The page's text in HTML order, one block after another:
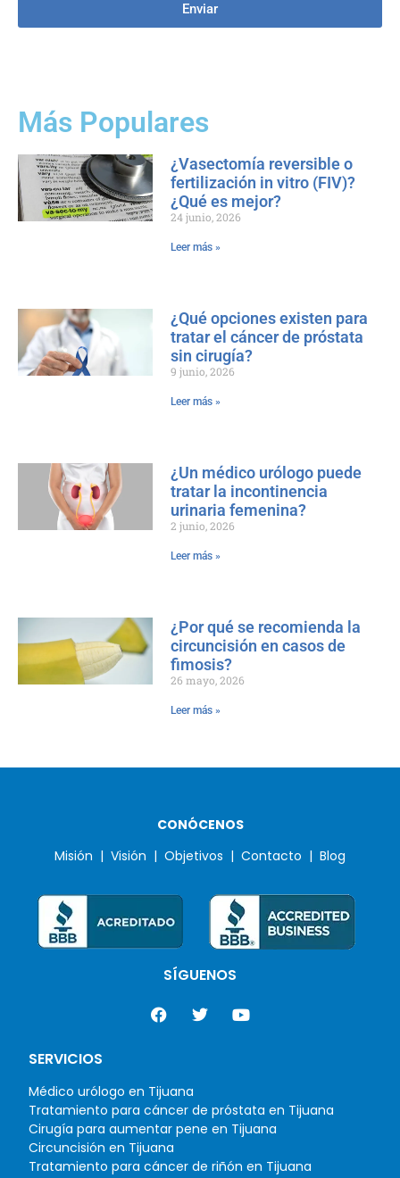
Enviar
Más Populares
¿Vasectomía reversible o
fertilización in vitro (FIV)?
¿Qué es mejor?
24 junio, 2026
Leer más »
¿Qué opciones existen para
tratar el cáncer de próstata
sin cirugía?
9 junio, 2026
Leer más »
¿Un médico urólogo puede
tratar la incontinencia
urinaria femenina?
2 junio, 2026
Leer más »
¿Por qué se recomienda la
circuncisión en casos de
fimosis?
26 mayo, 2026
Leer más »
CONÓCENOS
Misión | Visión | Objetivos | Contacto | Blog
SÍGUENOS
SERVICIOS
Médico urólogo en Tijuana
Tratamiento para cáncer de próstata en Tijuana
Cirugía para aumentar pene en Tijuana
Circuncisión en Tijuana
Tratamiento para cáncer de riñón en Tijuana